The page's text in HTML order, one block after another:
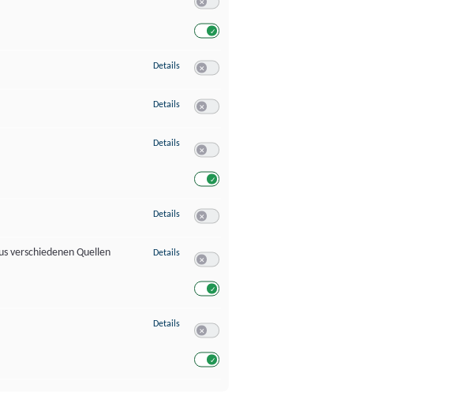
Details zu Erstellung von Profilen für personalisierte Werbung
Details zu Verwendung von Profilen zur Auswahl personalisierter Werbung
Details zu Messung der Werbeleistung
Details zu Messung der Performance von Inhalten
verschiedenen Quellen
Details zu Analyse von Zielgruppen durch Statistiken oder Kombinationen von
Details zu Entwicklung und Verbesserung der Angebote